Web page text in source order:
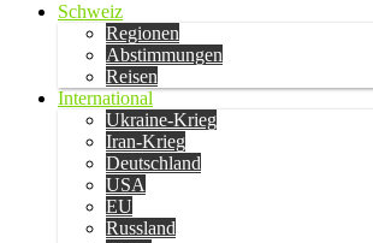
Schweiz
Regionen
Abstimmungen
Reisen
International
Ukraine-Krieg
Iran-Krieg
Deutschland
USA
EU
Russland